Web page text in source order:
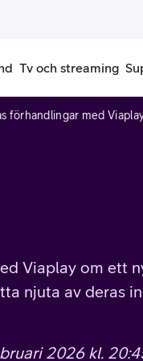
Tv och streaming
förhandlingar med
Viaplay om ett
njuta av deras
2026 kl.